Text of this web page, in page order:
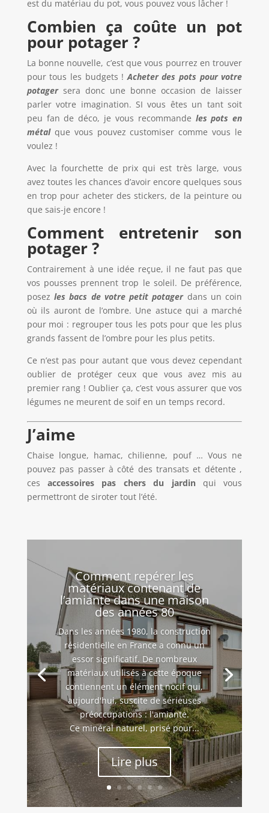
est du matériau du pot, vous pouvez vous lâcher !
Combien ça coûte un pot
pour potager ?
La bonne nouvelle, c’est que vous pourrez en trouver
pour tous les budgets !Acheter des pots pour votre
potagersera donc une bonne occasion de laisser
parler votre imagination. SI vous êtes un tant soit
peu fan de déco, je vous recommande les pots en
métalque vous pouvez customiser comme vous le
voulez !
Avec la fourchette de prix qui est très large, vous
avez toutes les chances d’avoir encore quelques sous
en trop pour acheter des stickers, de la peinture ou
que sais-je encore !
Comment entretenir son
potager ?
Contrairement à une idée reçue, il ne faut pas que
vos pousses prennent trop le soleil. De préférence,
posezles bacs de votre petit potagerdans un coin
où ils auront de l’ombre. Une astuce qui a marché
pour moi : regrouper tous les pots pour que les plus
grands fassent de l’ombre pour les plus petits.
Ce n’est pas pour autant que vous devez cependant
oublier de protéger ceux que vous avez mis au
premier rang ! Oublier ça, c’est vous assurer que vos
légumes ne meurent de soif en un temps record.
J’aime
Chaise longue, hamac, chilienne, pouf … Vous ne
pouvez pas passer à côté des transats et détente ,
cesaccessoires pas chers du jardin qui vous
permettront de siroter tout l’été.
Comment repérer les
matériaux contenant de
l’amiante dans une maison
des années 80
Dans les années 1980, la construction
résidentielle en France a connu un
essor significatif. De nombreux
matériaux utilisés à cette époque
contiennent un élément nocif qui,
aujourd'hui, suscite de sérieuses
préoccupations : l'amiante.
Ce minéral naturel, prisé pour...
Lire plus